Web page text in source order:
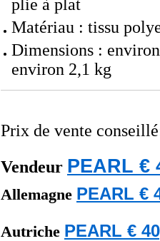
plie à plat
Matériau : tissu
Dimensions :
environ 2,1 kg
Prix de vente
Vendeur PEARL €
Allemagne PEARL €
Autriche PEARL €